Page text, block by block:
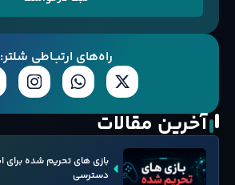
راه‌های ارتبــاطی شلتر:
آخرین مقالات
دسترسی